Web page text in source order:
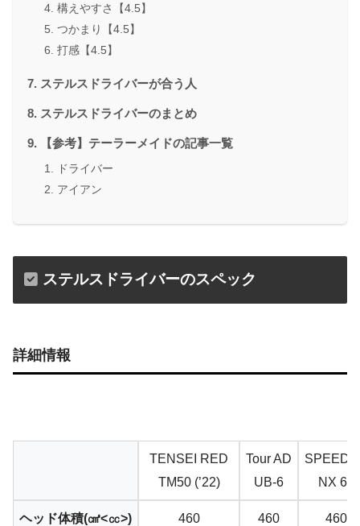
構えやすさ【4.5】
つかまり【4.5】
打感【4.5】
ステルスドライバーが合う人
ステルスドライバーのまとめ
【参考】テーラーメイドの記事一覧
ドライバー
アイアン
ステルスドライバーのスペック
詳細情報
TENSEI RED
TM50 (’22)
Tour AD
UB-6
NX 60
ヘッド体積(㎤<㏄>) 460 460 460